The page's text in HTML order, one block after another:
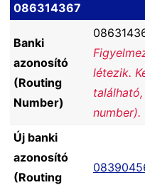
086314367
Banki
azonosító
(Routing
Number)
létezik.
number).
Új banki
azonosító
(Routing